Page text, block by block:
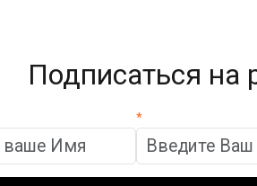
Подписаться на
*